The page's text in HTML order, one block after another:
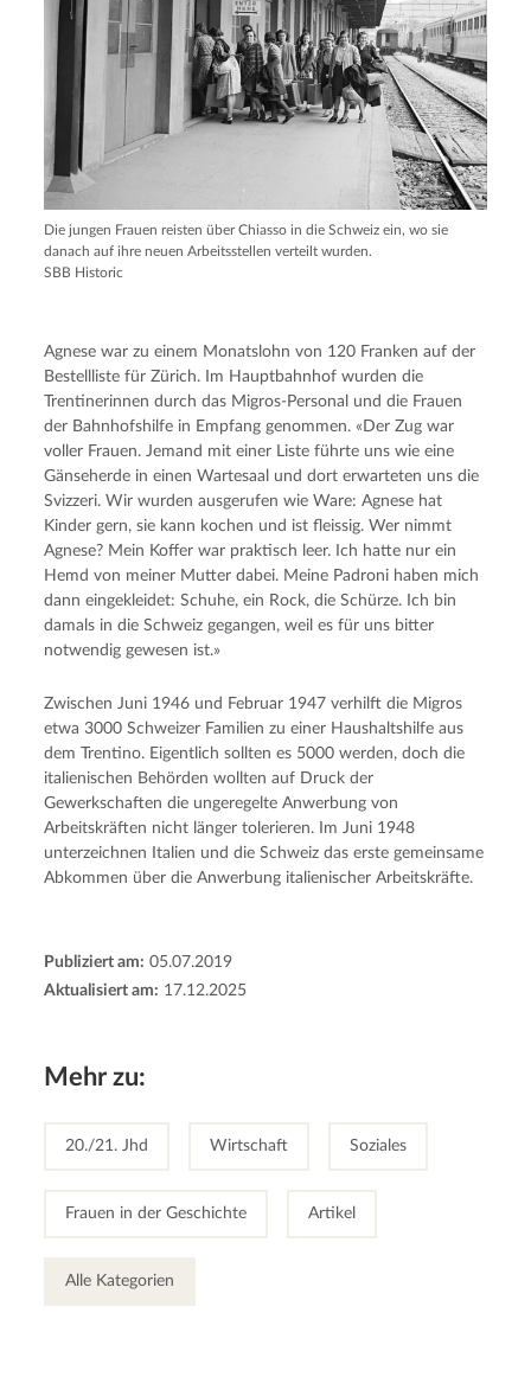
Die jungen Frauen reisten über Chiasso in die Schweiz ein, wo sie
danach auf ihre neuen Arbeitsstellen verteilt wurden.
SBB Historic
Agnese war zu einem Monatslohn von 120 Franken auf der
Bestellliste für Zürich. Im Hauptbahnhof wurden die
Trentinerinnen durch das Migros-Personal und die Frauen
der Bahnhofshilfe in Empfang genommen. «Der Zug war
voller Frauen. Jemand mit einer Liste führte uns wie eine
Gänseherde in einen Wartesaal und dort erwarteten uns die
Svizzeri. Wir wurden ausgerufen wie Ware: Agnese hat
Kinder gern, sie kann kochen und ist fleissig. Wer nimmt
Agnese? Mein Koffer war praktisch leer. Ich hatte nur ein
Hemd von meiner Mutter dabei. Meine Padroni haben mich
dann eingekleidet: Schuhe, ein Rock, die Schürze. Ich bin
damals in die Schweiz gegangen, weil es für uns bitter
notwendig gewesen ist.»
Zwischen Juni 1946 und Februar 1947 verhilft die Migros
etwa 3000 Schweizer Familien zu einer Haushaltshilfe aus
dem Trentino. Eigentlich sollten es 5000 werden, doch die
italienischen Behörden wollten auf Druck der
Gewerkschaften die ungeregelte Anwerbung von
Arbeitskräften nicht länger tolerieren. Im Juni 1948
unterzeichnen Italien und die Schweiz das erste gemeinsame
Abkommen über die Anwerbung italienischer Arbeitskräfte.
Publiziert am: 05.07.2019
Aktualisiert am: 17.12.2025
Mehr zu:
20./21. Jhd Wirtschaft Soziales
Frauen in der Geschichte Artikel
Alle Kategorien